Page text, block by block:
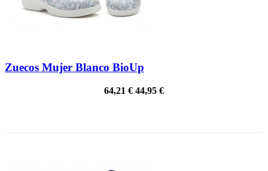
Zuecos Mujer Blanco BioUp
64,21 € 44,95 €